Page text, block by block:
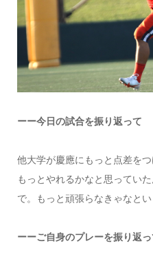
ーー今日の試合を振り返って
他大学が慶應にもっと点差を
もっとやれるかなと思ってい
で。もっと頑張らなきゃなとい
ーーご自身のプレーを振り返っ